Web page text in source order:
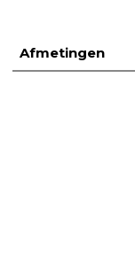
Afmetingen